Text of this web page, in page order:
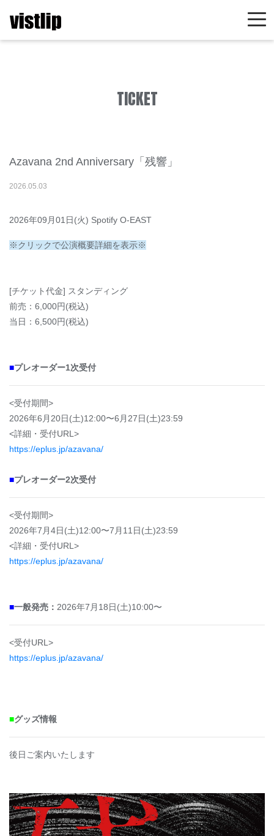
TICKET
Azavana 2nd Anniversary「残響」
2026.05.03
2026年09月01日(火) Spotify O-EAST
※クリックで公演概要詳細を表示※
[チケット代金] スタンディング
前売：6,000円(税込)
当日：6,500円(税込)
■プレオーダー1次受付
<受付期間>
2026年6月20日(土)12:00〜6月27日(土)23:59
<詳細・受付URL>
https://eplus.jp/azavana/
■プレオーダー2次受付
<受付期間>
2026年7月4日(土)12:00〜7月11日(土)23:59
<詳細・受付URL>
https://eplus.jp/azavana/
■一般発売： 2026年7月18日(土)10:00〜
<受付URL>
https://eplus.jp/azavana/
■グッズ情報
後日ご案内いたします